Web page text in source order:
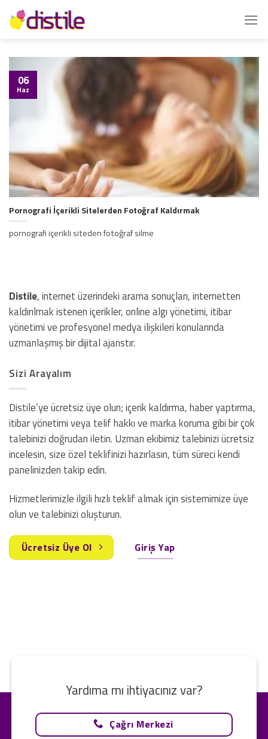
İçeriğe
atla
Pornografi İçerikli Sitelerden Fotoğraf Kaldırmak
pornografi içerikli siteden fotoğraf silme
06
Haz
Distile, internet üzerindeki arama sonuçları, internetten
kaldırılmak istenen içerikler, online algı yönetimi, itibar
yönetimi ve profesyonel medya ilişkileri konularında
uzmanlaşmış bir dijital ajanstır.
Sizi Arayalım
Distile’ye ücretsiz üye olun; içerik kaldırma, haber yaptırma,
itibar yönetimi veya telif hakkı ve marka koruma gibi bir çok
talebinizi doğrudan iletin. Uzman ekibimiz talebinizi ücretsiz
incelesin, size özel teklifinizi hazırlasın, tüm süreci kendi
panelinizden takip edin.
Hizmetlerimizle ilgili hızlı teklif almak için sistemimize üye
olun ve talebinizi oluşturun.
Ücretsiz Üye Ol Giriş Yap
Yardıma mı ihtiyacınız var?
Çağrı Merkezi